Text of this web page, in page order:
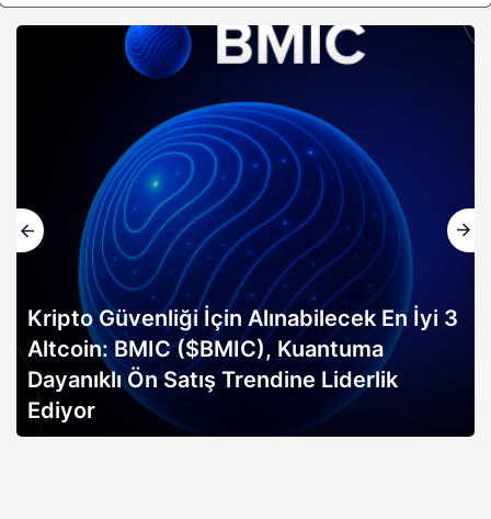
Kripto Güvenliği İçin Alınabilecek En İyi 3
Altcoin: BMIC ($BMIC), Kuantuma
Dayanıklı Ön Satış Trendine Liderlik
Ediyor